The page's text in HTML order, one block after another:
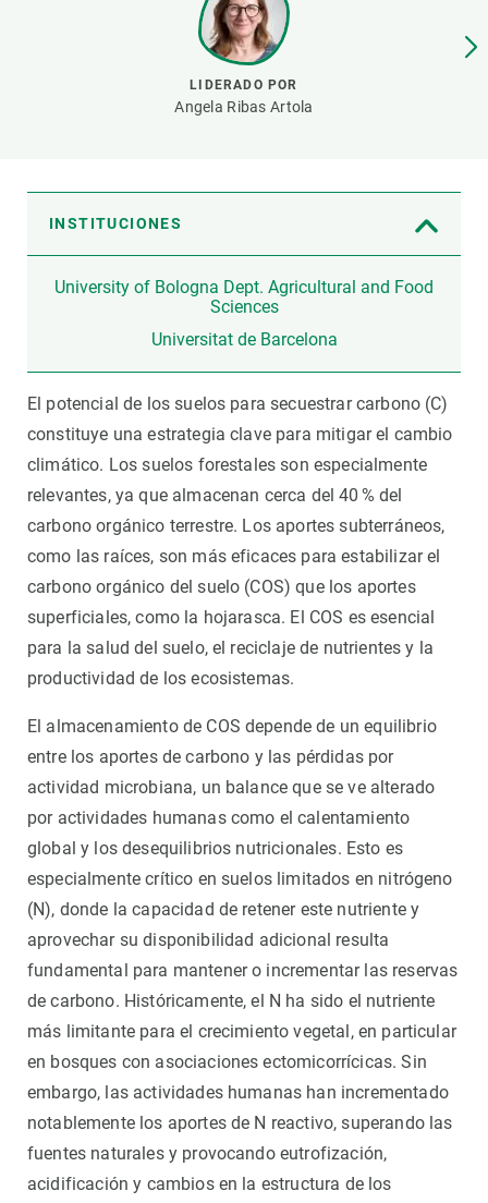
LIDERADO POR
Angela Ribas Artola
INSTITUCIONES
University of Bologna Dept. Agricultural and Food
Sciences
Universitat de Barcelona
El potencial de los suelos para secuestrar carbono (C)
constituye una estrategia clave para mitigar el cambio
climático. Los suelos forestales son especialmente
relevantes, ya que almacenan cerca del 40 % del
carbono orgánico terrestre. Los aportes subterráneos,
como las raíces, son más eficaces para estabilizar el
carbono orgánico del suelo (COS) que los aportes
superficiales, como la hojarasca. El COS es esencial
para la salud del suelo, el reciclaje de nutrientes y la
productividad de los ecosistemas.
El almacenamiento de COS depende de un equilibrio
entre los aportes de carbono y las pérdidas por
actividad microbiana, un balance que se ve alterado
por actividades humanas como el calentamiento
global y los desequilibrios nutricionales. Esto es
especialmente crítico en suelos limitados en nitrógeno
(N), donde la capacidad de retener este nutriente y
aprovechar su disponibilidad adicional resulta
fundamental para mantener o incrementar las reservas
de carbono. Históricamente, el N ha sido el nutriente
más limitante para el crecimiento vegetal, en particular
en bosques con asociaciones ectomicorrícicas. Sin
embargo, las actividades humanas han incrementado
notablemente los aportes de N reactivo, superando las
fuentes naturales y provocando eutrofización,
acidificación y cambios en la estructura de los